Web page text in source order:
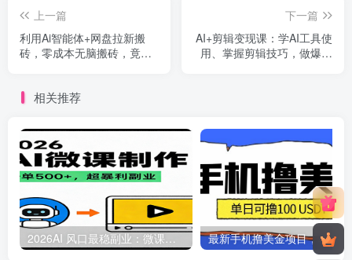
上一篇
利用Ai智能体+网盘拉新搬
砖，零成本无脑搬砖，竟然
下一篇
AI+剪辑变现课：学AI工具使
用、掌握剪辑技巧，做爆款
相关推荐
2026AI 风口最稳副业：微课代写制作，一单 500+，人人可做的蓝海项目